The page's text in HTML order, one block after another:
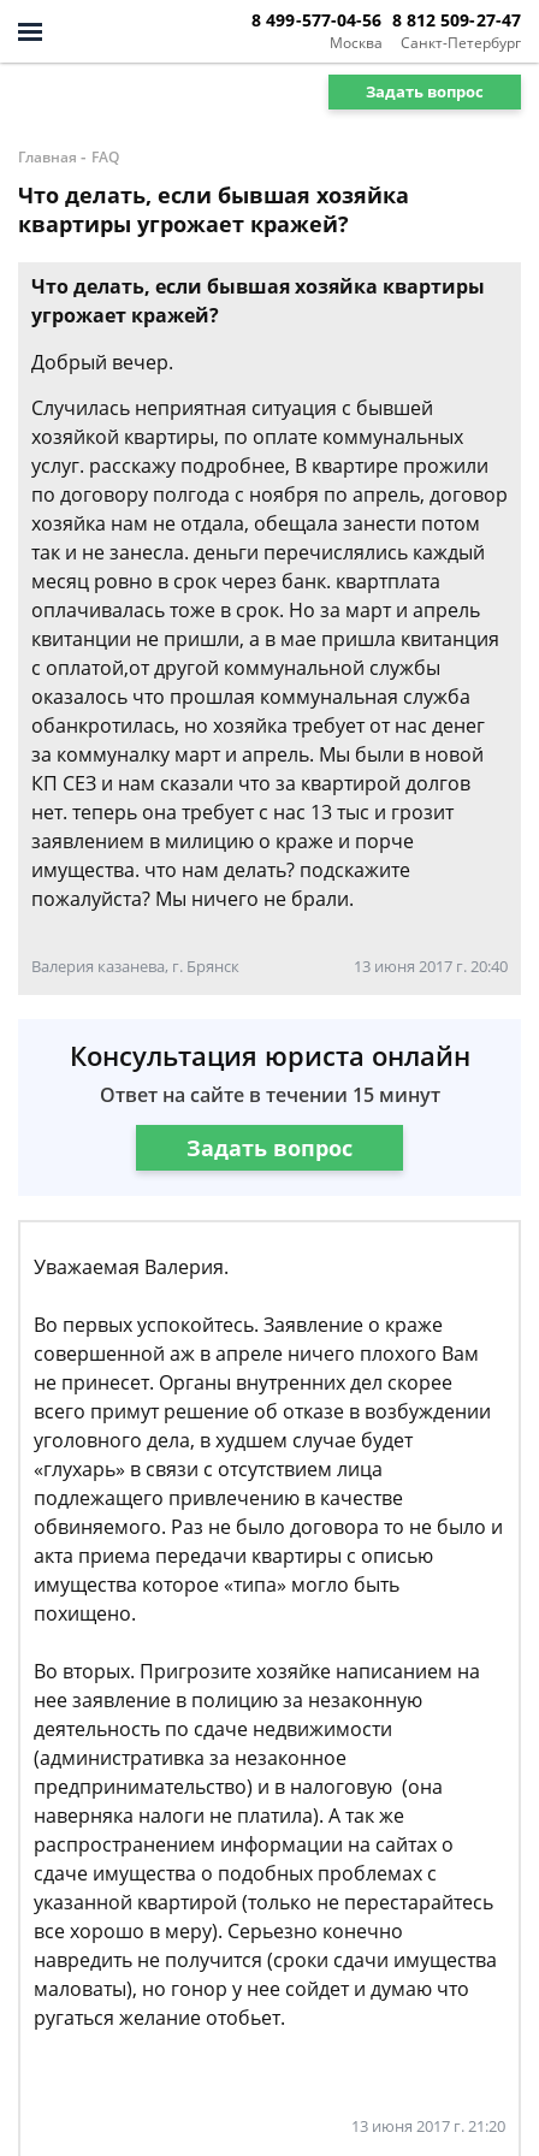
Москва
8 499-577-04-56
Санкт-Петербург
8 812 509-27-47
Задать вопрос
Главная - FAQ
Что делать, если бывшая хозяйка
квартиры угрожает кражей?
Что делать, если бывшая хозяйка квартиры
угрожает кражей?
Добрый вечер.
Случилась неприятная ситуация с бывшей
хозяйкой квартиры, по оплате коммунальных
услуг. расскажу подробнее, В квартире прожили
по договору полгода с ноября по апрель, договор
хозяйка нам не отдала, обещала занести потом
так и не занесла. деньги перечислялись каждый
месяц ровно в срок через банк. квартплата
оплачивалась тоже в срок. Но за март и апрель
квитанции не пришли, а в мае пришла квитанция
с оплатой,от другой коммунальной службы
оказалось что прошлая коммунальная служба
обанкротилась, но хозяйка требует от нас денег
за коммуналку март и апрель. Мы были в новой
КП СЕЗ и нам сказали что за квартирой долгов
нет. теперь она требует с нас 13 тыс и грозит
заявлением в милицию о краже и порче
имущества. что нам делать? подскажите
пожалуйста? Мы ничего не брали.
Валерия казанева, г. Брянск 13 июня 2017 г. 20:40
Консультация юриста онлайн
Ответ на сайте в течении 15 минут
Задать вопрос
Уважаемая Валерия.
Во первых успокойтесь. Заявление о краже
совершенной аж в апреле ничего плохого Вам
не принесет. Органы внутренних дел скорее
всего примут решение об отказе в возбуждении
уголовного дела, в худшем случае будет
«глухарь» в связи с отсутствием лица
подлежащего привлечению в качестве
обвиняемого. Раз не было договора то не было и
акта приема передачи квартиры с описью
имущества которое «типа» могло быть
похищено.
Во вторых. Пригрозите хозяйке написанием на
нее заявление в полицию за незаконную
деятельность по сдаче недвижимости
(административка за незаконное
предпринимательство) и в налоговую (она
наверняка налоги не платила). А так же
распространением информации на сайтах о
сдаче имущества о подобных проблемах с
указанной квартирой (только не перестарайтесь
все хорошо в меру). Серьезно конечно
навредить не получится (сроки сдачи имущества
маловаты), но гонор у нее сойдет и думаю что
ругаться желание отобьет.
13 июня 2017 г. 21:20